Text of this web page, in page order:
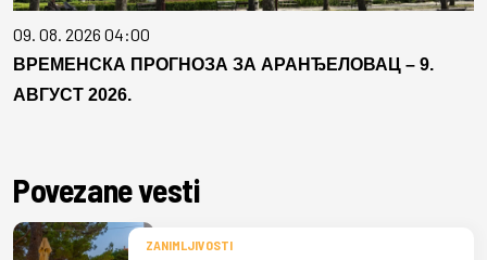
09. 08. 2026 04:00
ВРЕМЕНСКА ПРОГНОЗА ЗА АРАНЂЕЛОВАЦ – 9.
АВГУСТ 2026.
Povezane vesti
ZANIMLJIVOSTI